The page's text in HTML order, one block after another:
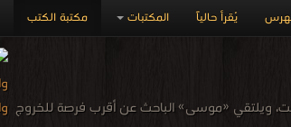
مكتبة الكتب المكتبات يُقرأ حالياً
ويلتقي «موسى» الباحث عن أقرب فرصة للخروج